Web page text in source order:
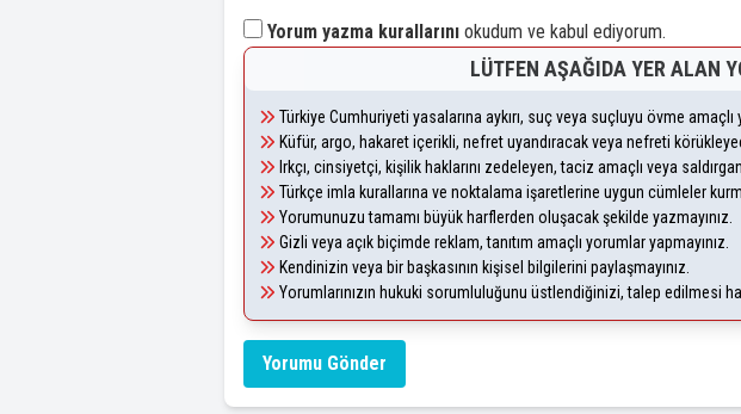
Yorum yazma kurallarını okudum ve kabul ediyorum.
LÜTFEN AŞAĞIDA YER ALAN
Türkiye Cumhuriyeti yasalarına aykırı, suç veya suçluyu övme amaçlı
Küfür, argo, hakaret içerikli, nefret uyandıracak veya nefreti
Irkçı, cinsiyetçi, kişilik haklarını zedeleyen, taciz amaçlı veya
Türkçe imla kurallarına ve noktalama işaretlerine uygun cümleler
Yorumunuzu tamamı büyük harflerden oluşacak şekilde yazmayınız.
Gizli veya açık biçimde reklam, tanıtım amaçlı yorumlar yapmayınız.
Kendinizin veya bir başkasının kişisel bilgilerini paylaşmayınız.
Yorumlarınızın hukuki sorumluluğunu üstlendiğinizi, talep edilmesi
Yorumu Gönder